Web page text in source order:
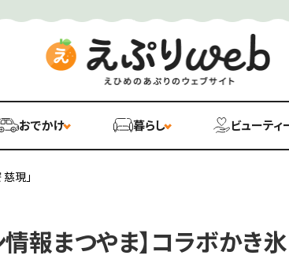
おでかけ 暮らし ビューティ
現」
報まつやま】コラボかき氷